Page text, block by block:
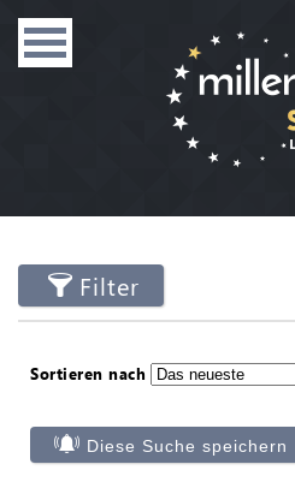
Filter
Sortieren nach
Diese Suche speichern